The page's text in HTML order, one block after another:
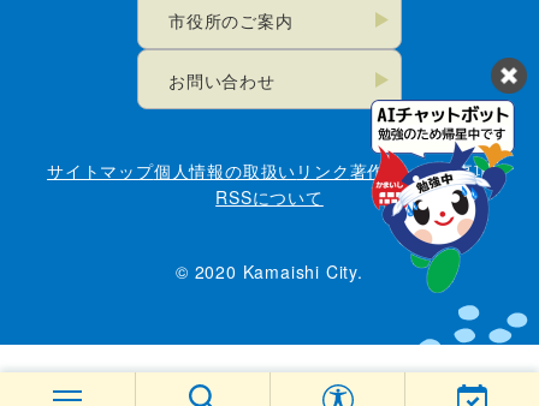
市役所のご案内
お問い合わせ
サイトマップ個人情報の取扱い リンク著作権・免責事項
RSSについて
© 2020 Kamaishi City.